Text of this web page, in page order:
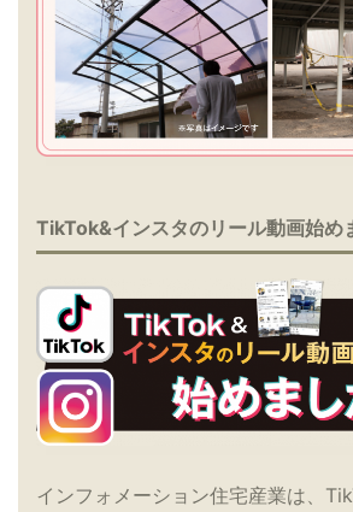
TikTok&インスタのリール動画始め
インフォメーション住宅産業は、